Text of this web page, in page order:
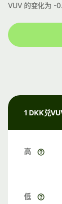
VUV 的变化为 -
1 DKK兑
高
低